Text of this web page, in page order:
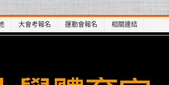
大會考報名 運動會報名 相關連結